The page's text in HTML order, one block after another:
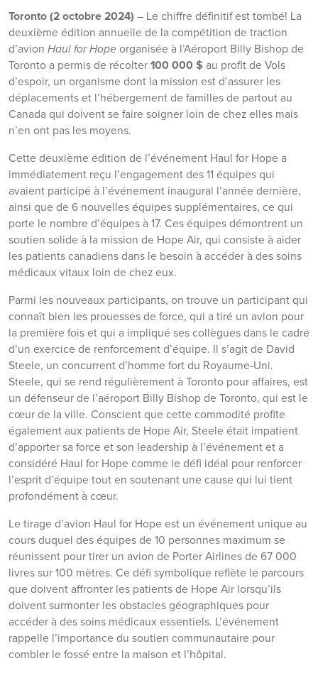
Toronto (2 octobre 2024) – Le chiffre définitif est tombé! La
deuxième édition annuelle de la compétition de traction
d’avion Haul for Hope organisée à l’Aéroport Billy Bishop de
Toronto a permis de récolter100 000 $ au profit de Vols
d’espoir, un organisme dont la mission est d’assurer les
déplacements et l’hébergement de familles de partout au
Canada qui doivent se faire soigner loin de chez elles mais
n’en ont pas les moyens.
Cette deuxième édition de l’événement Haul for Hope a
immédiatement reçu l’engagement des 11 équipes qui
avaient participé à l’événement inaugural l’année dernière,
ainsi que de 6 nouvelles équipes supplémentaires, ce qui
porte le nombre d’équipes à 17. Ces équipes démontrent un
soutien solide à la mission de Hope Air, qui consiste à aider
les patients canadiens dans le besoin à accéder à des soins
médicaux vitaux loin de chez eux.
Parmi les nouveaux participants, on trouve un participant qui
connaît bien les prouesses de force, qui a tiré un avion pour
la première fois et qui a impliqué ses collègues dans le cadre
d’un exercice de renforcement d’équipe. Il s’agit de David
Steele, un concurrent d’homme fort du Royaume-Uni.
Steele, qui se rend régulièrement à Toronto pour affaires, est
un défenseur de l’aéroport Billy Bishop de Toronto, qui est le
cœur de la ville. Conscient que cette commodité profite
également aux patients de Hope Air, Steele était impatient
d’apporter sa force et son leadership à l’événement et a
considéré Haul for Hope comme le défi idéal pour renforcer
l’esprit d’équipe tout en soutenant une cause qui lui tient
profondément à cœur.
Le tirage d’avion Haul for Hope est un événement unique au
cours duquel des équipes de 10 personnes maximum se
réunissent pour tirer un avion de Porter Airlines de 67 000
livres sur 100 mètres. Ce défi symbolique reflète le parcours
que doivent affronter les patients de Hope Air lorsqu’ils
doivent surmonter les obstacles géographiques pour
accéder à des soins médicaux essentiels. L’événement
rappelle l’importance du soutien communautaire pour
combler le fossé entre la maison et l’hôpital.